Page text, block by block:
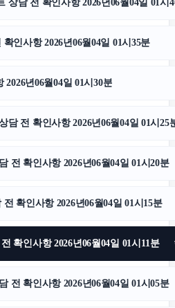
상담 전 확인사항 2026년06월04일 01시
인사항 2026년06월04일 01시35분
년06월04일 01시30분
담 전 확인사항 2026년06월04일 01시25
전 확인사항 2026년06월04일 01시20분
확인사항 2026년06월04일 01시15분
확인사항 2026년06월04일 01시11분
전 확인사항 2026년06월04일 01시05분